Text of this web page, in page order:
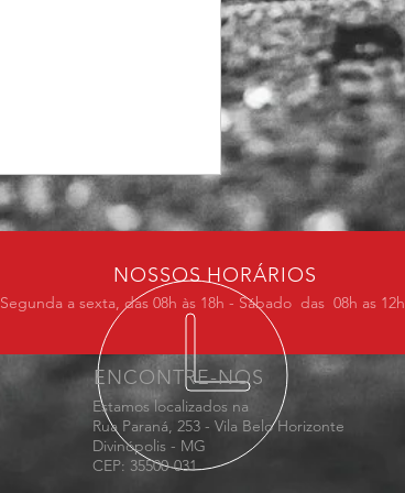
NOSSOS HORÁRIOS
Segunda a sexta, das 08h às 18h - Sábado das 08h as 12h
ENCONTRE-NOS
Estamos localizados na
Rua Paraná, 253 - Vila Belo Horizonte
Divinópolis - MG
CEP: 35500-031